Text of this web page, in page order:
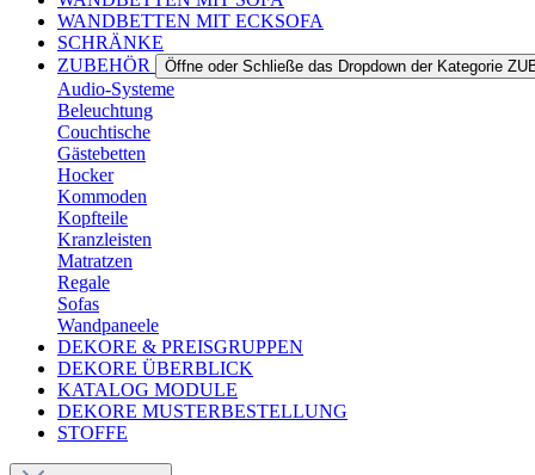
WANDBETTEN MIT ECKSOFA
SCHRÄNKE
ZUBEHÖR
Öffne oder Schließe das Dropdown der Kategorie
Audio-Systeme
Beleuchtung
Couchtische
Gästebetten
Hocker
Kommoden
Kopfteile
Kranzleisten
Matratzen
Regale
Sofas
Wandpaneele
DEKORE & PREISGRUPPEN
DEKORE ÜBERBLICK
KATALOG MODULE
DEKORE MUSTERBESTELLUNG
STOFFE